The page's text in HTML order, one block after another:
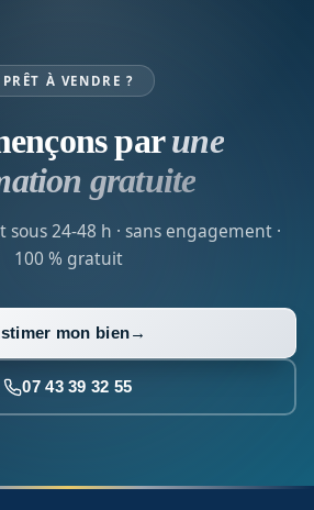
PRÊT À VENDRE ?
parune
gratuite
24-48 h · sans engagement ·
100 % gratuit
mon bien→
07 43 39 32 55